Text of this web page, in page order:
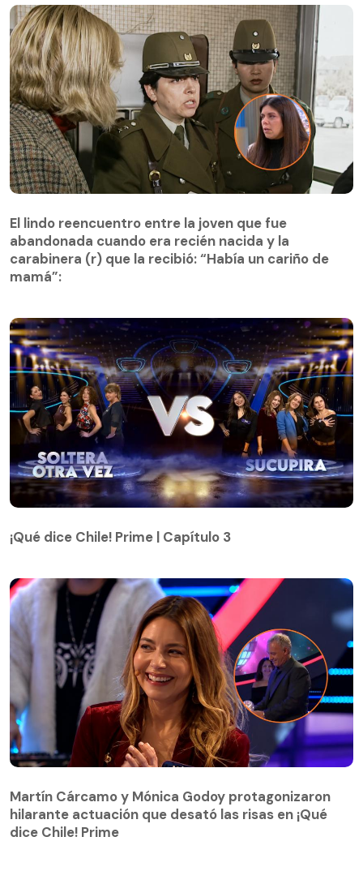
abandonada cuando era recién nacida y la
carabinera (r) que la recibió: “Había un cariño de
mamá”:
El lindo reencuentro entre la joven que fue
abandonada cuando era recién nacida y la
carabinera (r) que la recibió: “Había un cariño de
mamá”:
¡Qué dice Chile! Prime | Capítulo 3
hilarante actuación que desató las risas en ¡Qué
dice Chile! Prime
Martín Cárcamo y Mónica Godoy protagonizaron
hilarante actuación que desató las risas en ¡Qué
dice Chile! Prime